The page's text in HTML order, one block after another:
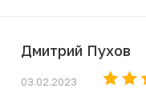
Дмитрий Пухов
03.02.2023